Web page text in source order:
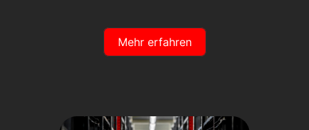
Mehr erfahren